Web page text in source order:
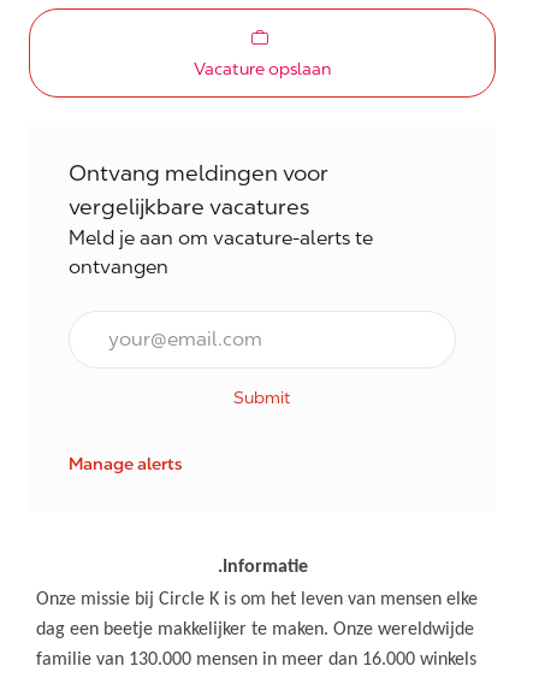
Vacature opslaan
Ontvang meldingen voor
vergelijkbare vacatures
Meld je aan om vacature-alerts te
ontvangen
E-mail Frequentie
Submit
Manage alerts
.Informatie
Onze missie bij Circle K is om het leven van mensen elke
dag een beetje makkelijker te maken. Onze wereldwijde
familie van 130.000 mensen in meer dan 16.000 winkels